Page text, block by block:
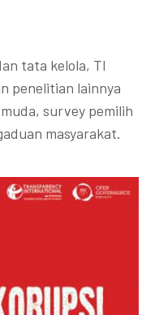
tata kelola, TI
penelitian lainnya
survey pemilih
masyarakat.